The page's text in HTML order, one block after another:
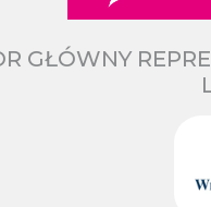
GŁÓWNY